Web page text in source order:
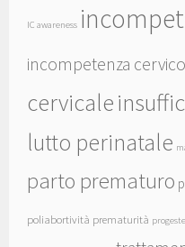
IC awareness
incompetenza
cervicale
lutto perinatale
parto prematuro
poliabortività prematurità